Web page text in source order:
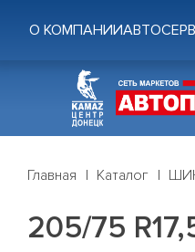
О КОМПАНИИ
Главная Каталог
205/75